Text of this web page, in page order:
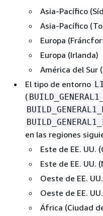
Asia-Pacífico
Asia-Pacífico
Europa
Europa (Irlanda)
América del Sur
El tipo de entorno
(
en las regiones
Este de EE. UU.
Este de EE. UU.
Oeste de EE.
Oeste de EE.
África (Ciudad